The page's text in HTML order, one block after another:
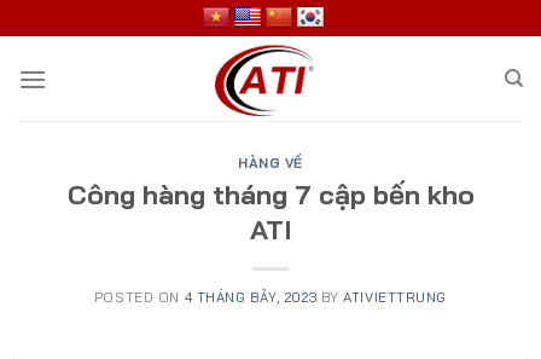
to
content
HÀNG VỀ
Công hàng tháng 7 cập bến kho
ATI
POSTED ON 4 THÁNG BẢY, 2023 BYATIVIETTRUNG